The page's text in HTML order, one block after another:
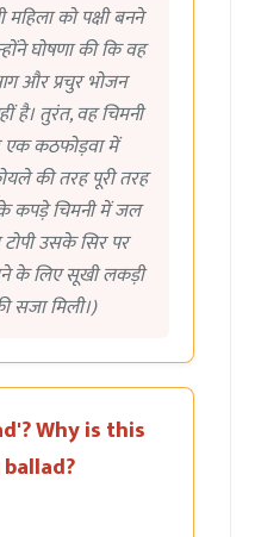
को पक्षी बनने
घोषणा की कि वह
और प्रचुर भोजन
है। तुरंत, वह चिमनी
कठफोड़वा में
की तरह पूरी तरह
कपड़े चिमनी में जल
उसके सिर पर
के लिए सूखी लकड़ी
सजा मिली।)
Why is this